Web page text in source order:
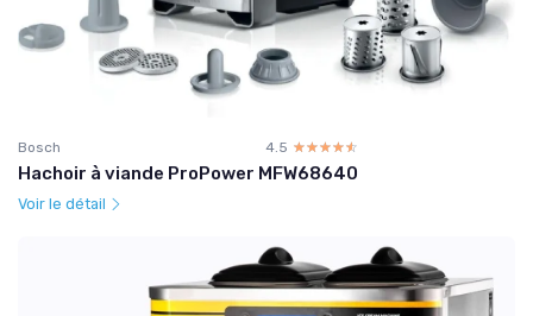
Bosch 4.5 ☆☆☆☆☆
★★★★★
Hachoir à viande ProPower MFW68640
Voir le détail